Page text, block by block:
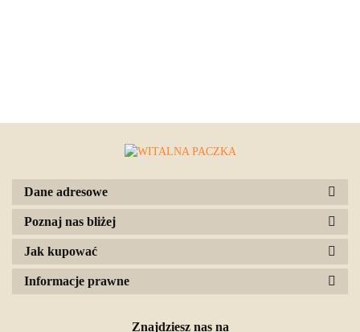
Dane adresowe
Poznaj nas bliżej
Jak kupować
Informacje prawne
Znajdziesz nas na